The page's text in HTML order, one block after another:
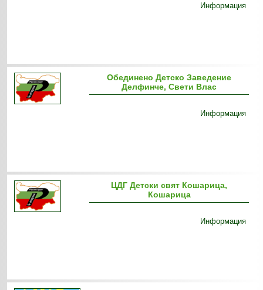
Информация
Обединено Детско Заведение
Делфинче, Свети Влас
Информация
ЦДГ Детски свят Кошарица,
Кошарица
Информация